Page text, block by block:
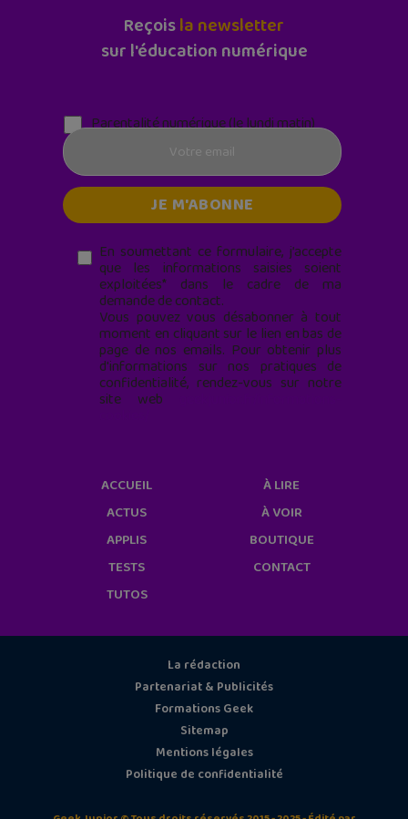
Reçoisla newsletter
sur l'éducation numérique
Parentalité numérique (le lundi matin)
En soumettant ce formulaire, j’accepte
que les informations saisies soient
exploitées* dans le cadre de ma
demande de contact.
Vous pouvez vous désabonner à tout
moment en cliquant sur le lien en bas de
page de nos emails. Pour obtenir plus
d'informations sur nos pratiques de
confidentialité, rendez-vous sur notre
site web
ACCUEIL
ACTUS
APPLIS
TESTS
TUTOS
À LIRE
À VOIR
BOUTIQUE
CONTACT
La rédaction
Partenariat & Publicités
Formations Geek
Sitemap
Mentions légales
Politique de confidentialité